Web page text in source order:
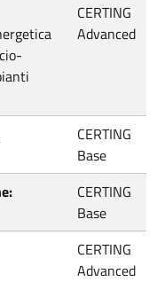
CERTING
Advanced
CERTING
Base
CERTING
Base
CERTING
Advanced